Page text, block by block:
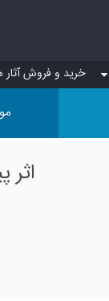
خرید و فروش آثار